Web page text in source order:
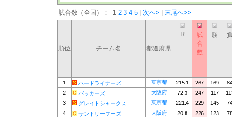
試合数（全国）： 1 2 3 4 5 次へ> 末尾へ>>
順位 チーム名 都道府県
R
試
合
数
勝 負
1 ハードライナーズ 東京都 215.1 267 169 84
2
バッカーズ 大阪府 72.3 247 117
3
グレイトシャークス 東京都 221.4 229 145 74
4
サントリーフーズ 大阪府 20.8 226 123 78